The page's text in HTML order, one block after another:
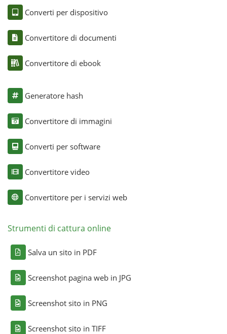
Converti per dispositivo
Convertitore di documenti
Convertitore di ebook
Generatore hash
Convertitore di immagini
Converti per software
Convertitore video
Convertitore per i servizi web
Strumenti di cattura online
Salva un sito in PDF
Screenshot pagina web in JPG
Screenshot sito in PNG
Screenshot sito in TIFF